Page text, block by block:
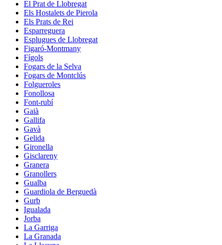
El Prat de Llobregat
Els Hostalets de Pierola
Els Prats de Rei
Esparreguera
Esplugues de Llobregat
Figaró-Montmany
Fígols
Fogars de la Selva
Fogars de Montclús
Folgueroles
Fonollosa
Font-rubí
Gaià
Gallifa
Gavà
Gelida
Gironella
Gisclareny
Granera
Granollers
Gualba
Guardiola de Berguedà
Gurb
Igualada
Jorba
La Garriga
La Granada